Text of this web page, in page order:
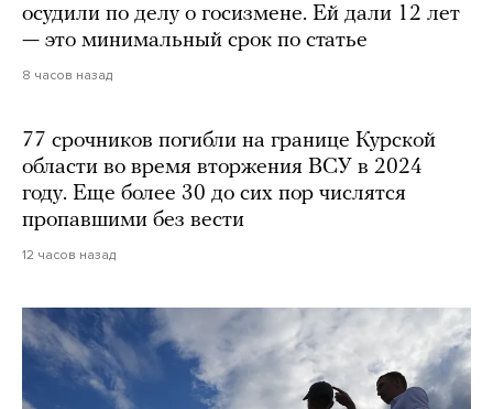
осудили по делу о госизмене. Ей дали 12 лет
— это минимальный срок по статье
8 часов назад
77 срочников погибли на границе Курской
области во время вторжения ВСУ в 2024
году. Еще более 30 до сих пор числятся
пропавшими без вести
12 часов назад